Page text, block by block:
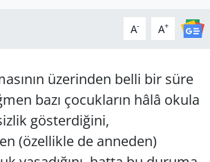
A- A+
üzerinden belli bir süre
bazı çocukların hâlâ okula
gösterdiğini,
(özellikle de anneden)